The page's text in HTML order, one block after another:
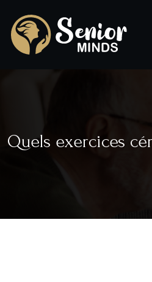
Quels exercices